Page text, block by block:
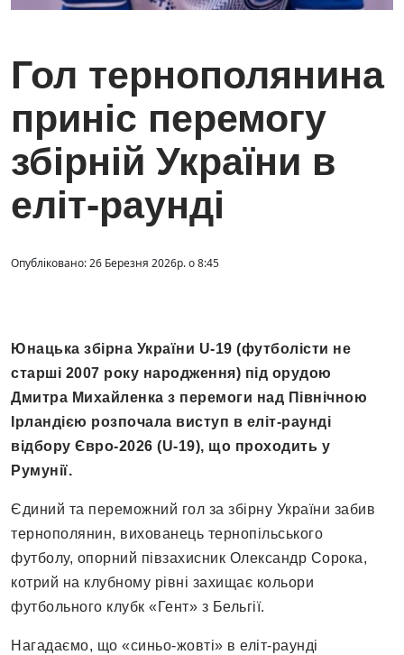
Гол тернополянина
приніс перемогу
збірній України в
еліт-раунді
Опубліковано: 26 Березня 2026р. о 8:45
Юнацька збірна України U-19 (футболісти не
старші 2007 року народження) під орудою
Дмитра Михайленка з перемоги над Північною
Ірландією розпочала виступ в еліт-раунді
відбору Євро-2026 (U-19), що проходить у
Румунії.
Єдиний та переможний гол за збірну України забив
тернополянин, вихованець тернопільського
футболу, опорний півзахисник Олександр Сорока,
котрий на клубному рівні захищає кольори
футбольного клубк «Гент» з Бельгії.
Нагадаємо, що «синьо-жовті» в еліт-раунді